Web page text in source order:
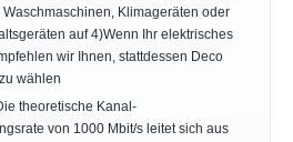
Klimageräten oder
auf 4)Wenn Ihr elektrisches
wir Ihnen, stattdessen Deco
wählen
theoretische Kanal-
von 1000 Mbit/s leitet sich aus